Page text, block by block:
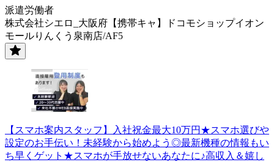
派遣労働者
株式会社シエロ_大阪府【携帯キャ】ドコモショップイオン
モールりんくう泉南店/AF5
【スマホ案内スタッフ】入社祝金最大10万円★スマホ選びや
設定のお手伝い！未経験から始めよう◎最新機種の情報もい
ち早くゲット★スマホが手放せないあなたに♪高収入＆嬉し